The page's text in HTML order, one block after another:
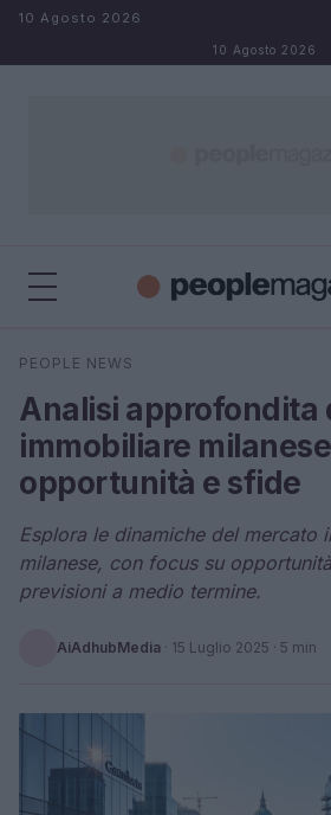
Salta al contenuto
10 Agosto 2026
10 Agosto 2026
Cerca
PEOPLE NEWS
Analisi approfondita
immobiliare
opportunità e sfide
Esplora le dinamiche del mercato
milanese, con focus su
previsioni a medio termine.
AiAdhubMedia · 15 Luglio 2025 · 5 min